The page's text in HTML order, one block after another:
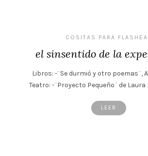
COSITAS PARA
el sinsentido de la
Libros: -¨Se durmió y otro poemas¨,
Teatro: -¨Proyecto Pequeño¨ de Laura
LEER